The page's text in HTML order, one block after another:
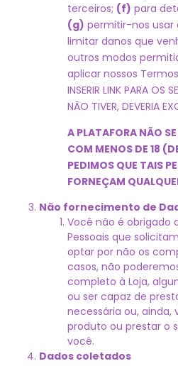
terceiros; (f) para
(g) permitir-nos usar
limitar danos que
outros modos
aplicar nossos
INSERIR LINK PARA OS
NÃO TIVER, DEVERIA
A PLATAFORA NÃO
COM MENOS DE 18
PEDIMOS QUE TAIS
FORNEÇAM
Não fornecimento de
Você não é obrigado
Pessoais que
optar por não os
casos, não
completo à Loja,
ou ser capaz de
necessária ou, ainda,
produto ou prestar o
você.
Dados coletados